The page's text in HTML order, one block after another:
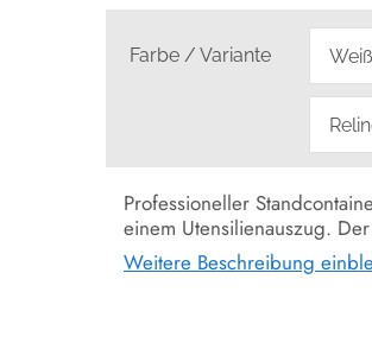
Farbe / Variante
Professioneller
einem Utensilienauszug.
somit zusätzlich als
Weitere Beschreibung